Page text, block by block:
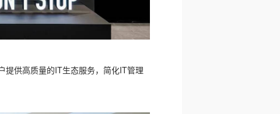
提供高质量的IT生态服务，简化IT管理